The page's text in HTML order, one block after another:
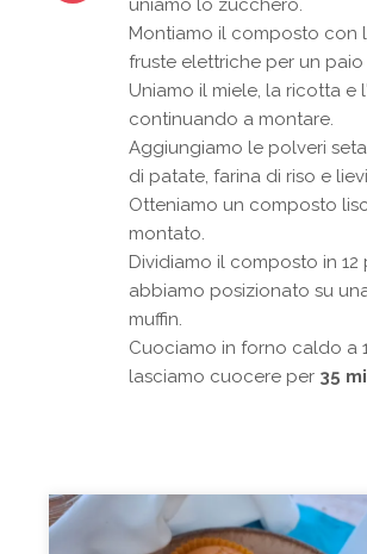
uniamo lo zucchero.
Montiamo il composto con
fruste elettriche per un paio
Uniamo il miele, la ricotta e
continuando a montare.
Aggiungiamo le polveri
di patate, farina di riso e
Otteniamo un composto
montato.
Dividiamo il composto in 12
abbiamo posizionato su
muffin.
Cuociamo in forno caldo a
lasciamo cuocere per 35